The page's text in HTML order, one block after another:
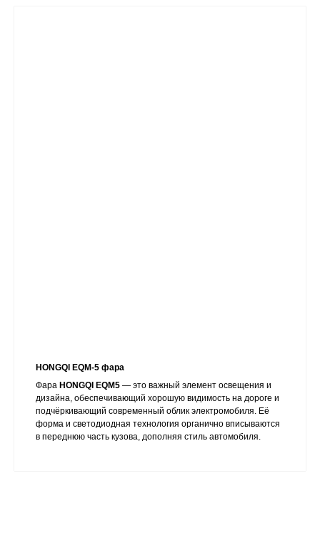
HONGQI EQM-5 фара
Фара HONGQI EQM5 — это важный элемент освещения и
дизайна, обеспечивающий хорошую видимость на дороге и
подчёркивающий современный облик электромобиля. Её
форма и светодиодная технология органично вписываются
в переднюю часть кузова, дополняя стиль автомобиля.